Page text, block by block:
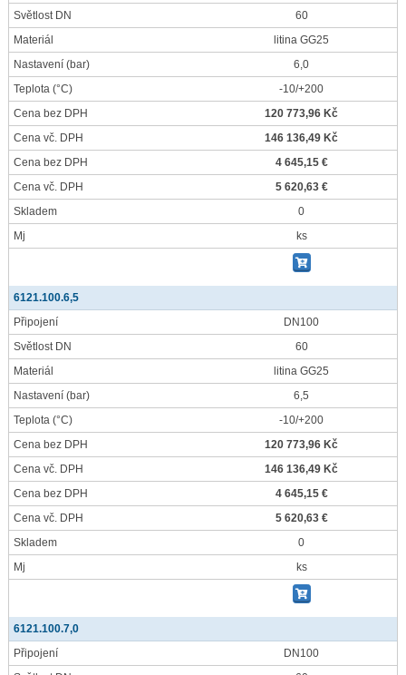
Světlost DN
60
Materiál
litina GG25
Nastavení (bar)
6,0
Teplota (°C)
-10/+200
Cena bez DPH
120 773,96 Kč
Cena vč. DPH
146 136,49 Kč
Cena bez DPH
4 645,15 €
Cena vč. DPH
5 620,63 €
Skladem
0
Mj
ks
6121.100.6,5
Připojení
DN100
Světlost DN
60
Materiál
litina GG25
Nastavení (bar)
6,5
Teplota (°C)
-10/+200
Cena bez DPH
120 773,96 Kč
Cena vč. DPH
146 136,49 Kč
Cena bez DPH
4 645,15 €
Cena vč. DPH
5 620,63 €
Skladem
0
Mj
ks
6121.100.7,0
Připojení
DN100